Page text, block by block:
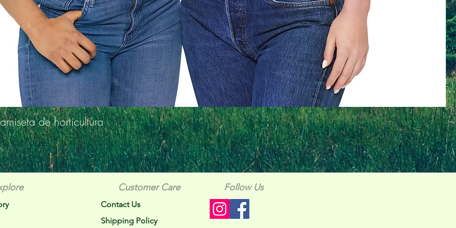
de horticultura
Customer Care Follow Us
Shipping Policy
Contact Us